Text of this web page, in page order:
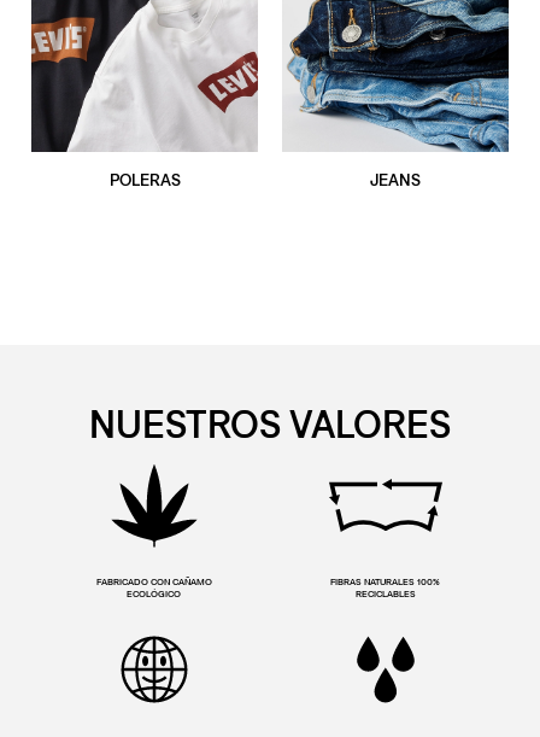
POLERAS JEANS
NUESTROS VALORES
FABRICADO CON CAÑAMO
ECOLÓGICO
FIBRAS NATURALES 100%
RECICLABLES